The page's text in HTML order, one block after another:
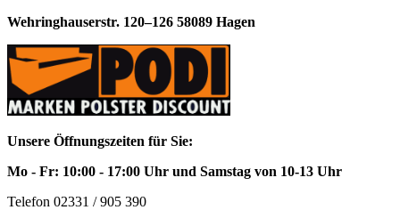
Wehringhauserstr. 120–126 58089 Hagen
Unsere Öffnungszeiten für Sie:
Mo - Fr: 10:00 - 17:00 Uhr und Samstag von 10-13 Uhr
Telefon 02331 / 905 390